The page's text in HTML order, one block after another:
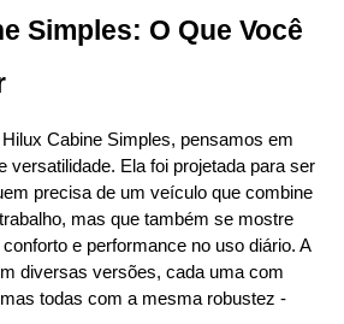
Simples: O Que Você
Cabine Simples, pensamos em
versatilidade. Ela foi projetada para ser
precisa de um veículo que combine
mas que também se mostre
e performance no uso diário. A
diversas versões, cada uma com
todas com a mesma robustez -